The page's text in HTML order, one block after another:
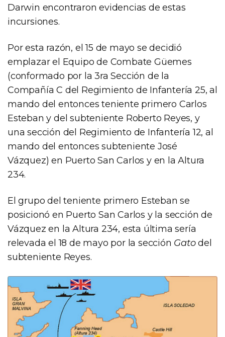
Darwin encontraron evidencias de estas
incursiones.
Por esta razón, el 15 de mayo se decidió
emplazar el Equipo de Combate Güemes
(conformado por la 3ra Sección de la
Compañía C del Regimiento de Infantería 25, al
mando del entonces teniente primero Carlos
Esteban y del subteniente Roberto Reyes, y
una sección del Regimiento de Infantería 12, al
mando del entonces subteniente José
Vázquez) en Puerto San Carlos y en la Altura
234.
El grupo del teniente primero Esteban se
posicionó en Puerto San Carlos y la sección de
Vázquez en la Altura 234, esta última sería
relevada el 18 de mayo por la sección Gatodel
subteniente Reyes.